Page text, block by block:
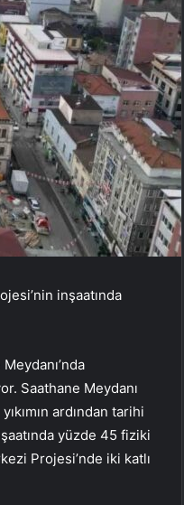
inşaatında
Saathane Meydanı
ardından tarihi
yüzde 45 fiziki
Projesi’nde iki katlı